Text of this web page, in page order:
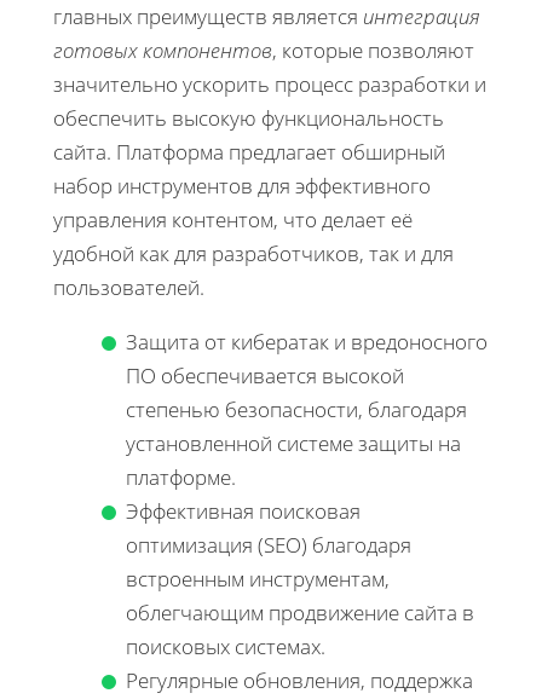
главных преимуществ является интеграция
готовых компонентов, которые позволяют
значительно ускорить процесс разработки и
обеспечить высокую функциональность
сайта. Платформа предлагает обширный
набор инструментов для эффективного
управления контентом, что делает её
удобной как для разработчиков, так и для
пользователей.
Защита от кибератак и вредоносного
ПО обеспечивается высокой
степенью безопасности, благодаря
установленной системе защиты на
платформе.
Эффективная поисковая
оптимизация (SEO) благодаря
встроенным инструментам,
облегчающим продвижение сайта в
поисковых системах.
Регулярные обновления, поддержка